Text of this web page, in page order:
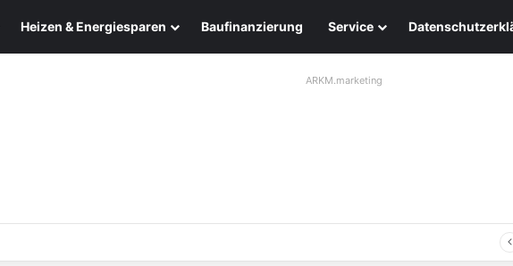
Heizen & Energiesparen Baufinanzierung Service
ARKM.marketing
und Nachhaltigkeit für Ihr Zuhause